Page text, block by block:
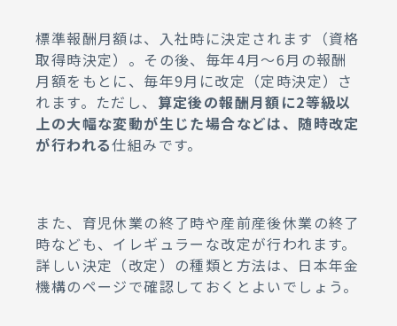
標準報酬月額は、入社時に決定されます（資格
取得時決定）。その後、毎年4月～6月の報酬
月額をもとに、毎年9月に改定（定時決定）さ
れます。ただし、 算定後の報酬月額に2等級以
上の大幅な変動が生じた場合などは、随時改定
が行われる仕組みです。
また、育児休業の終了時や産前産後休業の終了
時なども、イレギュラーな改定が行われます。
詳しい決定（改定）の種類と方法は、日本年金
機構のページで確認しておくとよいでしょう。